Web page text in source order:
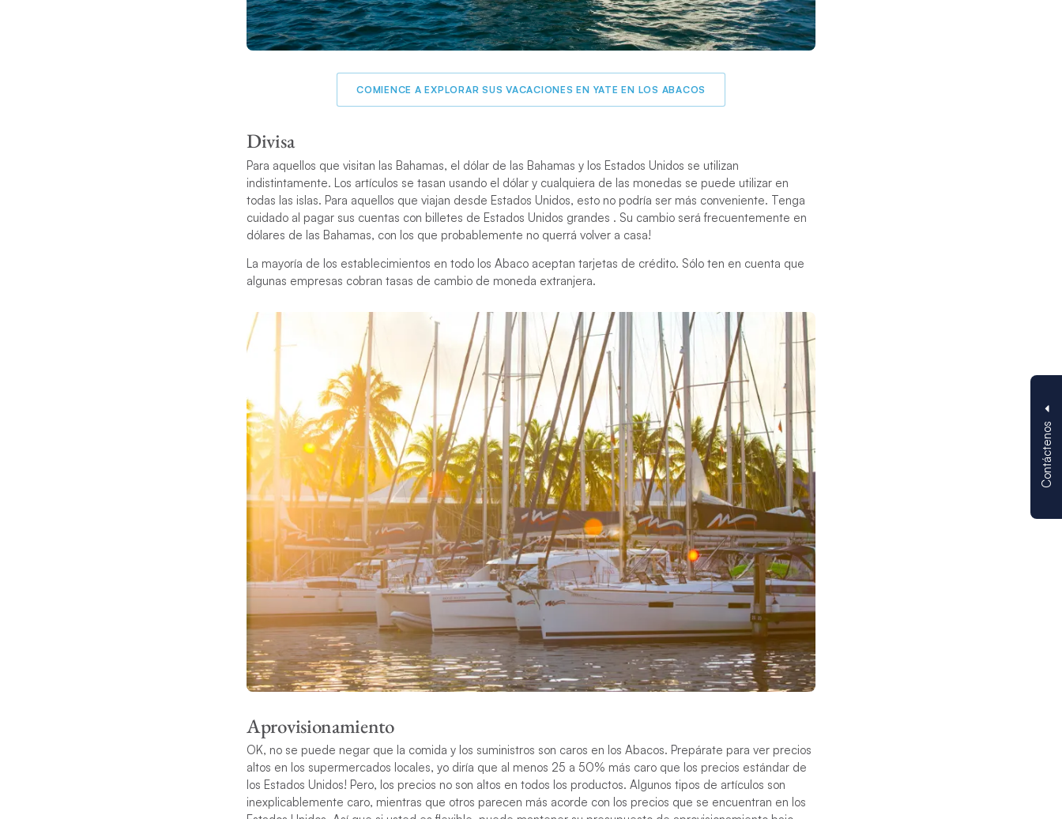
Contáctenos
COMIENCE A EXPLORAR SUS VACACIONES EN YATE EN LOS ABACOS
Divisa
Para aquellos que visitan las Bahamas, el dólar de las Bahamas y los Estados Unidos se utilizan
indistintamente. Los artículos se tasan usando el dólar y cualquiera de las monedas se puede utilizar en
todas las islas. Para aquellos que viajan desde Estados Unidos, esto no podría ser más conveniente. Tenga
cuidado al pagar sus cuentas con billetes de Estados Unidos grandes . Su cambio será frecuentemente en
dólares de las Bahamas, con los que probablemente no querrá volver a casa!
La mayoría de los establecimientos en todo los Abaco aceptan tarjetas de crédito. Sólo ten en cuenta que
algunas empresas cobran tasas de cambio de moneda extranjera.
Aprovisionamiento
OK, no se puede negar que la comida y los suministros son caros en los Abacos. Prepárate para ver precios
altos en los supermercados locales, yo diría que al menos 25 a 50% más caro que los precios estándar de
los Estados Unidos! Pero, los precios no son altos en todos los productos. Algunos tipos de artículos son
inexplicablemente caro, mientras que otros parecen más acorde con los precios que se encuentran en los